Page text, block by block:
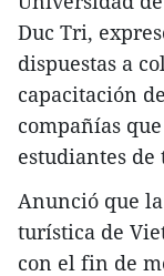
Duc Tri,
dispuestas a
capacitación
compañías
estudiantes
Anunció que
turística de
con el fin de